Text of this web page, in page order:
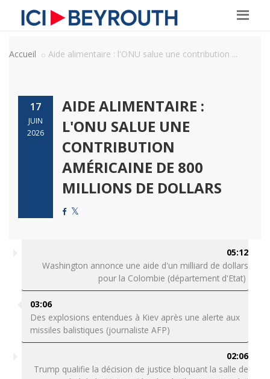
Accueil Aide alimentaire : l'ONU salue une contribution ...
17
JUIN
2026
AIDE ALIMENTAIRE :
L'ONU SALUE UNE
CONTRIBUTION
AMÉRICAINE DE 800
MILLIONS DE DOLLARS
05:12
Washington annonce une aide d'un milliard de dollars
pour la Colombie (département d'Etat)
03:06
Des explosions entendues à Kiev après une alerte aux
missiles balistiques (journaliste AFP)
02:06
Trump qualifie la décision de justice bloquant la salle de